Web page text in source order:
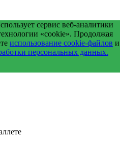
проемов, м2
сервис веб-аналитики
«cookie». Продолжая
использование cookie-файлов и
персональных данных.